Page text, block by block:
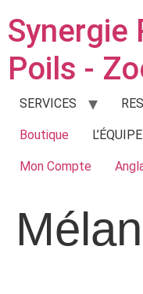
Synergie
Poils -
SERVICES
Boutique L’ÉQUIPE
Mon Compte